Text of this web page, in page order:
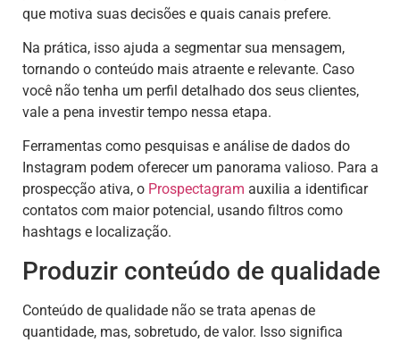
que motiva suas decisões e quais canais prefere.
Na prática, isso ajuda a segmentar sua mensagem,
tornando o conteúdo mais atraente e relevante. Caso
você não tenha um perfil detalhado dos seus clientes,
vale a pena investir tempo nessa etapa.
Ferramentas como pesquisas e análise de dados do
Instagram podem oferecer um panorama valioso. Para a
prospecção ativa, o Prospectagram auxilia a identificar
contatos com maior potencial, usando filtros como
hashtags e localização.
Produzir conteúdo de qualidade
Conteúdo de qualidade não se trata apenas de
quantidade, mas, sobretudo, de valor. Isso significa